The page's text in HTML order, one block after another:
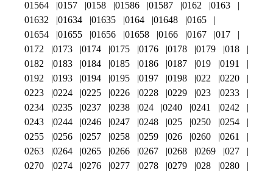
01564
0157 0158 01586 01587 0162
0163
01632
01634 01635 0164 01648
0165
01654
01655 01656 01658 0166 0167
017
0172
0173 0174 0175 0176 0178 0179
018
0182
0183 0184 0185 0186 0187 019
0191
0192
0193 0194 0195 0197 0198 022
0220
0223
0224 0225 0226 0228 0229 023
0233
0234
0235 0237 0238 024 0240 0241
0242
0243
0244 0246 0247 0248 025 0250
0254
0255
0256 0257 0258 0259 026 0260
0261
0263
0264 0265 0266 0267 0268 0269
027
0270
0274 0276 0277 0278 0279 028
0280